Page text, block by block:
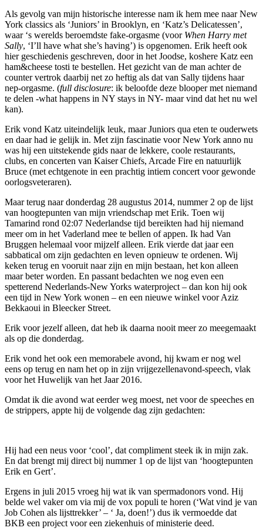
Als gevolg van mijn historische interesse nam ik hem mee naar New
York classics als ‘Juniors’ in Brooklyn, en ‘Katz’s Delicatessen’,
waar ‘s werelds beroemdste fake-orgasme (voor When Harry met
Sally, ‘I’ll have what she’s having’) is opgenomen. Erik heeft ook
hier geschiedenis geschreven, door in het Joodse, koshere Katz een
ham&cheese tosti te bestellen. Het gezicht van de man achter de
counter vertrok daarbij net zo heftig als dat van Sally tijdens haar
nep-orgasme. (full disclosure: ik beloofde deze blooper met niemand
te delen -what happens in NY stays in NY- maar vind dat het nu wel
kan).
Erik vond Katz uiteindelijk leuk, maar Juniors qua eten te ouderwets
en daar had ie gelijk in. Met zijn fascinatie voor New York anno nu
was hij een uitstekende gids naar de lekkere, coole restaurants,
clubs, en concerten van Kaiser Chiefs, Arcade Fire en natuurlijk
Bruce (met echtgenote in een prachtig intiem concert voor gewonde
oorlogsveteraren).
Maar terug naar donderdag 28 augustus 2014, nummer 2 op de lijst
van hoogtepunten van mijn vriendschap met Erik. Toen wij
Tamarind rond 02:07 Nederlandse tijd bereikten had hij niemand
meer om in het Vaderland mee te bellen of appen. Ik had Van
Bruggen helemaal voor mijzelf alleen. Erik vierde dat jaar een
sabbatical om zijn gedachten en leven opnieuw te ordenen. Wij
keken terug en vooruit naar zijn en mijn bestaan, het kon alleen
maar beter worden. En passant bedachten we nog even een
spetterend Nederlands-New Yorks waterproject – dan kon hij ook
een tijd in New York wonen – en een nieuwe winkel voor Aziz
Bekkaoui in Bleecker Street.
Erik voor jezelf alleen, dat heb ik daarna nooit meer zo meegemaakt
als op die donderdag.
Erik vond het ook een memorabele avond, hij kwam er nog wel
eens op terug en nam het op in zijn vrijgezellenavond-speech, vlak
voor het Huwelijk van het Jaar 2016.
Omdat ik die avond wat eerder weg moest, net voor de speeches en
de strippers, appte hij de volgende dag zijn gedachten:
Hij had een neus voor ‘cool’, dat compliment steek ik in mijn zak.
En dat brengt mij direct bij nummer 1 op de lijst van ‘hoogtepunten
Erik en Gert’.
Ergens in juli 2015 vroeg hij wat ik van spermadonors vond. Hij
belde wel vaker om via mij de vox populi te horen (‘Wat vind je van
Job Cohen als lijsttrekker’ – ‘ Ja, doen!’) dus ik vermoedde dat
BKB een project voor een ziekenhuis of ministerie deed.